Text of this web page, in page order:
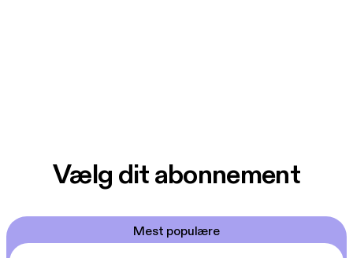
Vælg dit abonnement
Mest populære